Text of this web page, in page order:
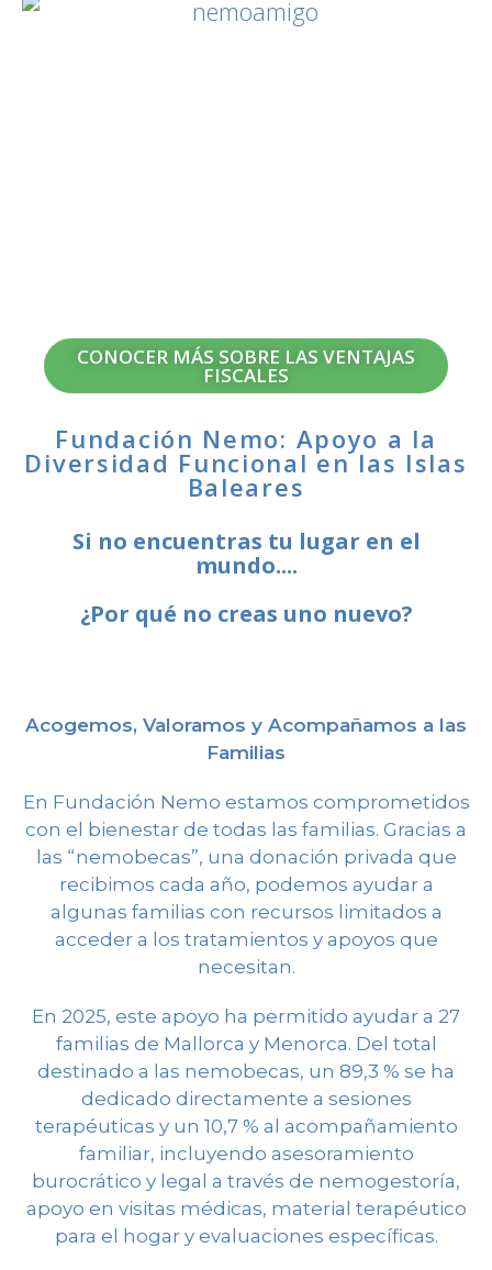
CONOCER MÁS SOBRE LAS VENTAJAS
FISCALES
Fundación Nemo: Apoyo a la
Diversidad Funcional en las Islas
Baleares
Si no encuentras tu lugar en el
mundo....
¿Por qué no creas uno nuevo?
Acogemos, Valoramos y Acompañamos a las
Familias
En Fundación Nemo estamos comprometidos
con el bienestar de todas las familias. Gracias a
las “nemobecas”, una donación privada que
recibimos cada año, podemos ayudar a
algunas familias con recursos limitados a
acceder a los tratamientos y apoyos que
necesitan.
En 2025, este apoyo ha permitido ayudar a 27
familias de Mallorca y Menorca. Del total
destinado a las nemobecas, un 89,3 % se ha
dedicado directamente a sesiones
terapéuticas y un 10,7 % al acompañamiento
familiar, incluyendo asesoramiento
burocrático y legal a través de nemogestoría,
apoyo en visitas médicas, material terapéutico
para el hogar y evaluaciones específicas.